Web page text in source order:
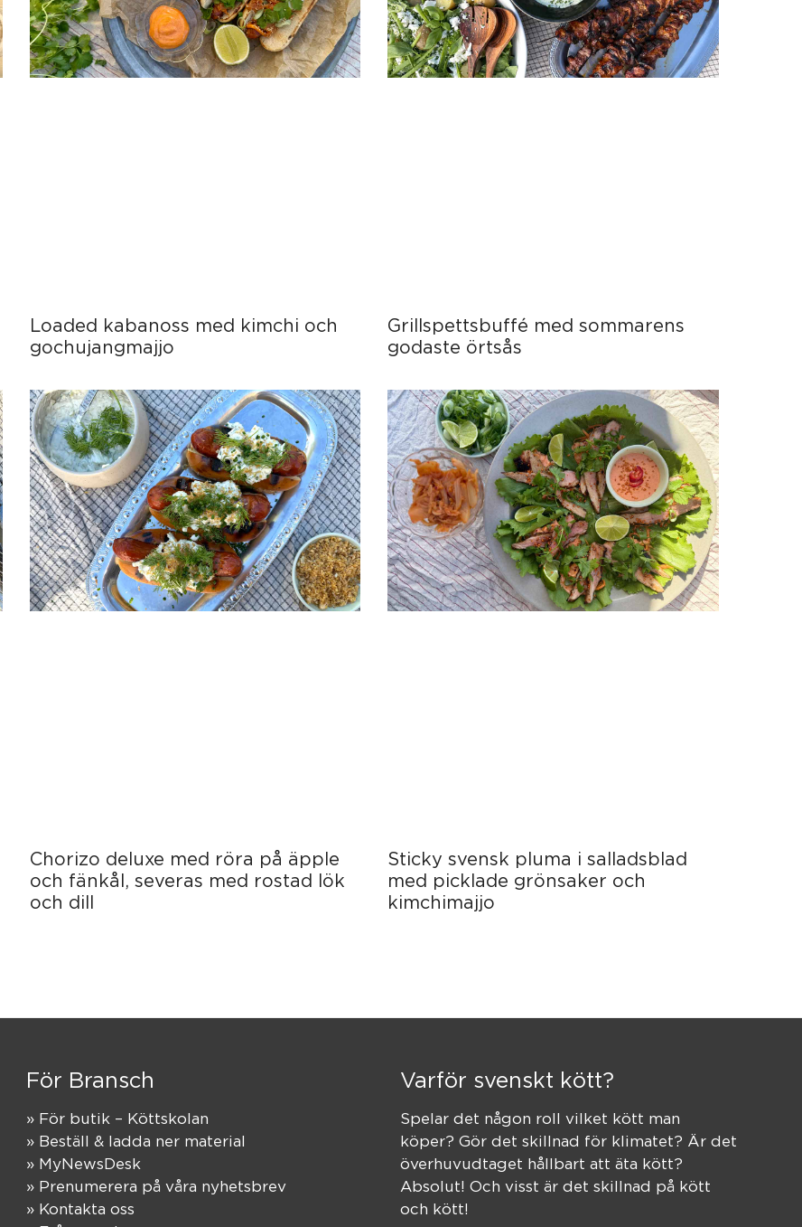
Loaded kabanoss med kimchi och
gochujangmajjo
Grillspettsbuffé med sommarens
godaste örtsås
Chorizo deluxe med röra på äpple
och fänkål, severas med rostad lök
och dill
Sticky svensk pluma i salladsblad
med picklade grönsaker och
kimchimajjo
För Bransch
» För butik – Köttskolan
» Beställ & ladda ner material
» MyNewsDesk
» Prenumerera på våra nyhetsbrev
» Kontakta oss
Varför svenskt kött?
Spelar det någon roll vilket kött man
köper? Gör det skillnad för klimatet? Är det
överhuvudtaget hållbart att äta kött?
Absolut! Och visst är det skillnad på kött
och kött!